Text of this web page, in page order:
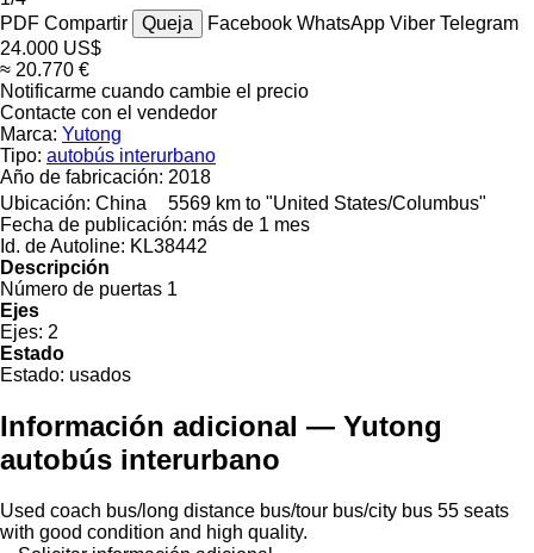
PDF Compartir Queja Facebook WhatsApp Viber Telegram
24.000 US$
≈ 20.770 €
Notificarme cuando cambie el precio
Contacte con el vendedor
Marca: Yutong
Tipo: autobús interurbano
Año de fabricación: 2018
Ubicación: China
5569 km to "United States/Columbus"
Fecha de publicación: más de 1 mes
Id. de Autoline: KL38442
Descripción
Número de puertas 1
Ejes
Ejes: 2
Estado
Estado: usados
Información adicional — Yutong
autobús interurbano
Used coach bus/long distance bus/tour bus/city bus 55 seats
with good condition and high quality.